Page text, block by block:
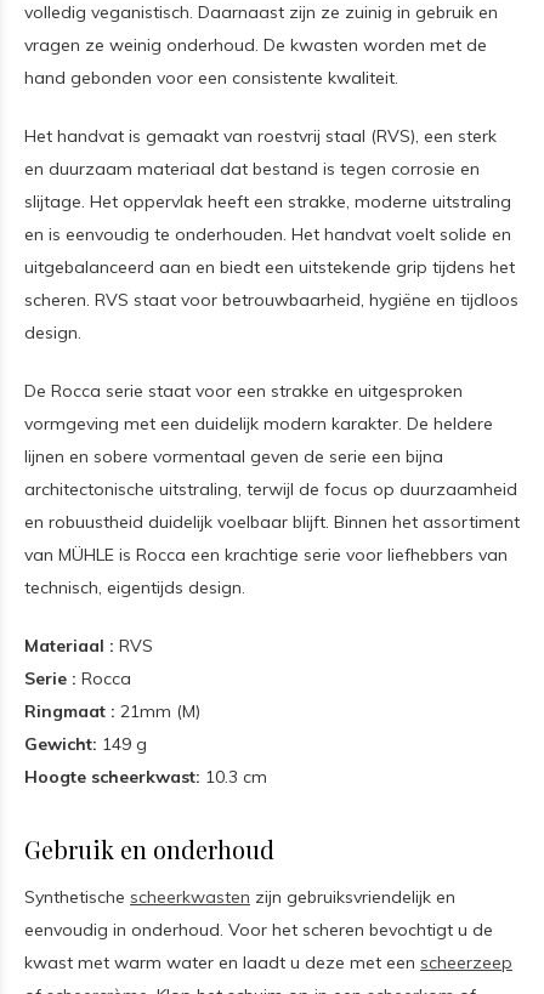
volledig veganistisch. Daarnaast zijn ze zuinig in gebruik en
vragen ze weinig onderhoud. De kwasten worden met de
hand gebonden voor een consistente kwaliteit.
Het handvat is gemaakt van roestvrij staal (RVS), een sterk
en duurzaam materiaal dat bestand is tegen corrosie en
slijtage. Het oppervlak heeft een strakke, moderne uitstraling
en is eenvoudig te onderhouden. Het handvat voelt solide en
uitgebalanceerd aan en biedt een uitstekende grip tijdens het
scheren. RVS staat voor betrouwbaarheid, hygiëne en tijdloos
design.
De Rocca serie staat voor een strakke en uitgesproken
vormgeving met een duidelijk modern karakter. De heldere
lijnen en sobere vormentaal geven de serie een bijna
architectonische uitstraling, terwijl de focus op duurzaamheid
en robuustheid duidelijk voelbaar blijft. Binnen het assortiment
van MÜHLE is Rocca een krachtige serie voor liefhebbers van
technisch, eigentijds design.
Materiaal : RVS
Serie : Rocca
Ringmaat : 21mm (M)
Gewicht: 149 g
Hoogte scheerkwast: 10.3 cm
Gebruik en onderhoud
Synthetische scheerkwasten zijn gebruiksvriendelijk en
eenvoudig in onderhoud. Voor het scheren bevochtigt u de
kwast met warm water en laadt u deze met een scheerzeep